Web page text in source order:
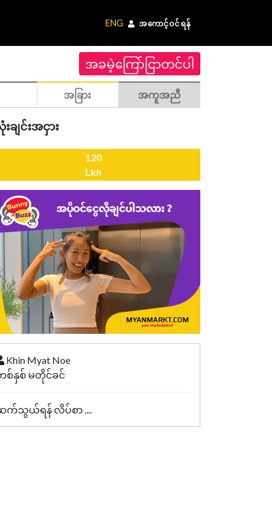
ENG အကောင့်ဝင်ရန်
အခမဲ့ကြော်ငြာတင်ပါ
အခြား အကူအညီ
ျင်းအငှား
120
Lkh
Khin Myat Noe
စ်နှစ် မတိုင်ခင်
က်သွယ်ရန် လိပ်စာ ....